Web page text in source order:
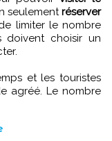
seulementréserver
limiter le nombre
doivent choisir un
et les touristes
agréé. Le nombre